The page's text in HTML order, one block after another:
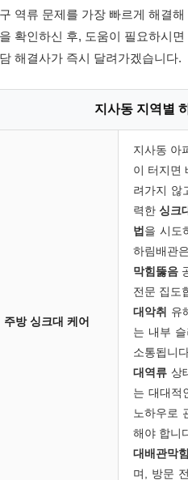
역류 문제를 가장 빠르게 해결
확인하신 후, 도움이 필요하시
해결사가 즉시 달려가겠습니다.
지사동 지역별
주방 싱크대 케어
지사동 아
이 터지면
려가지 않
력한싱크
법 을 시도
하림배관
막힘뚫음
전문 집도
대악취 유
는 내부
소통됩니
대역류상
는 대대
노하우로
해야 합니
대배관막힘
며, 방문